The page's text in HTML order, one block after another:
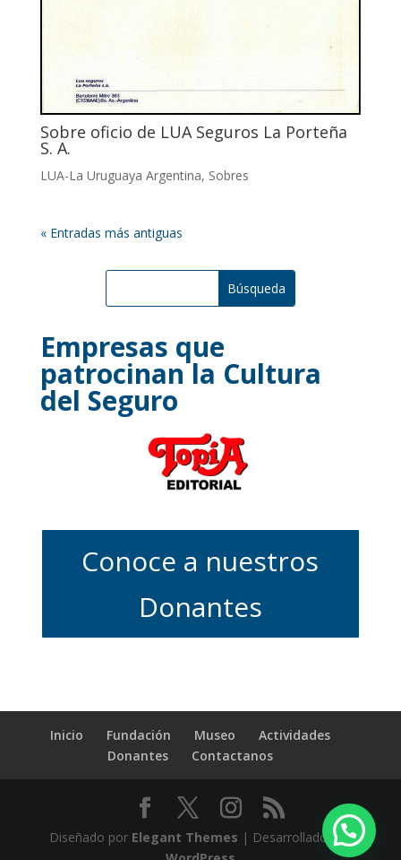
Sobre oficio de LUA Seguros La Porteña
S. A.
LUA-La Uruguaya Argentina, Sobres
« Entradas más antiguas
Empresas que
patrocinan la Cultura
del Seguro
Conoce a nuestros
Donantes
Inicio Fundación Museo
Actividades
Donantes
Contactanos
Diseñado por Elegant Themes | Desarrollado por